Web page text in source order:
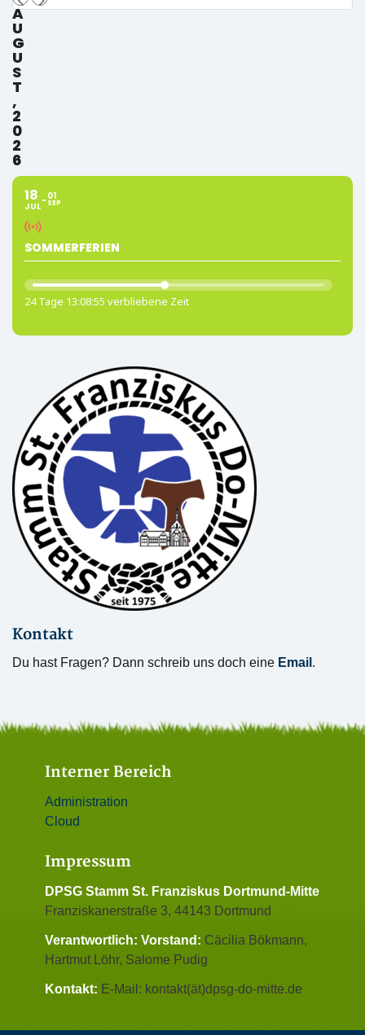
A
U
G
U
S
T
,
2
0
2
6
18
JUL
01
SEP
SOMMERFERIEN
24 Tage 13:08:55 verbliebene Zeit
Kontakt
Du hast Fragen? Dann schreib uns doch eine Email .
Interner Bereich
Administration
Cloud
Impressum
DPSG Stamm St. Franziskus Dortmund-Mitte
Franziskanerstraße 3, 44143 Dortmund
Verantwortlich: Vorstand: Cäcilia Bökmann,
Hartmut Löhr, Salome Pudig
Kontakt: E-Mail: kontakt(ät)dpsg-do-mitte.de